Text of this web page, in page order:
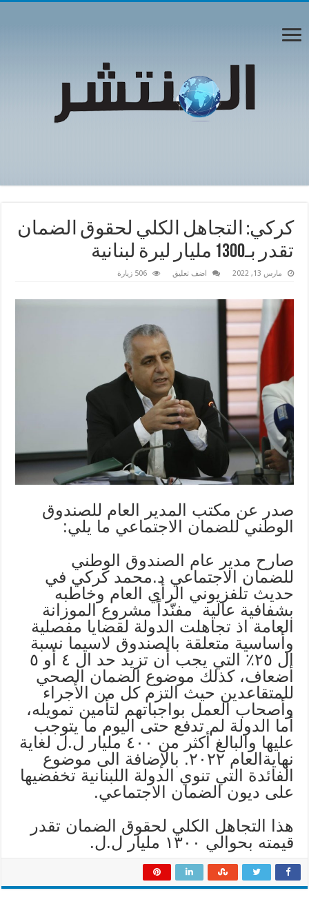
كركي: التجاهل الكلي لحقوق الضمان
تقدر بـ1300 مليار ليرة لبنانية
مارس 13, 2022 اضف تعليق 506 زيارة
صدر عن مكتب المدير العام للصندوق
الوطني للضمان الاجتماعي ما يلي:
صارح مدير عام الصندوق الوطني
للضمان الاجتماعي د.محمد كركي في
حديث تلفزيوني الرأي العام وخاطبه
بشفافية عالية مفنّداً مشروع الموزانة
العامة اذ تجاهلت الدولة لقضايا مفصلية
وأساسية متعلقة بالصندوق لاسيما نسبة
ال ٢٥٪ التي يجب أن تزيد حد ال ٤ أو ٥
أضعاف، كذلك موضوع الضمان الصحي
للمتقاعدين حيث التزم كل من الأجراء
وأصحاب العمل بواجباتهم لتأمين تمويله،
أما الدولة لم تدفع حتى اليوم ما يتوجب
عليها والبالغ أكثر من ٤٠٠ مليار ل.ل لغاية
نهايةالعام ٢٠٢٢. بالإضافة الى موضوع
الفائدة التي تنوي الدولة اللبنانية تخفضيها
على ديون الضمان الاجتماعي.
هذا التجاهل الكلي لحقوق الضمان تقدر
قيمته بحوالي ١٣٠٠ مليار ل.ل.